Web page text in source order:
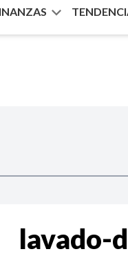
lavado-